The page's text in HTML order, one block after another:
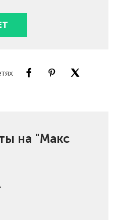
на "Макс